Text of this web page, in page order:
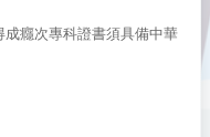
癮次專科證書須具備中華